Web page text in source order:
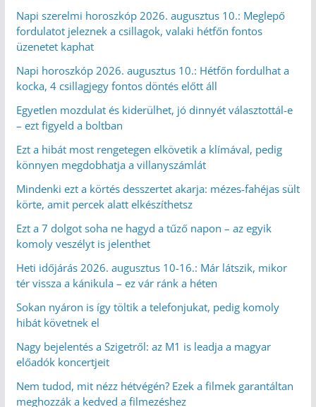
Napi szerelmi horoszkóp 2026. augusztus 10.: Meglepő
fordulatot jeleznek a csillagok, valaki hétfőn fontos
üzenetet kaphat
Napi horoszkóp 2026. augusztus 10.: Hétfőn fordulhat a
kocka, 4 csillagjegy fontos döntés előtt áll
Egyetlen mozdulat és kiderülhet, jó dinnyét választottál-e
– ezt figyeld a boltban
Ezt a hibát most rengetegen elkövetik a klímával, pedig
könnyen megdobhatja a villanyszámlát
Mindenki ezt a körtés desszertet akarja: mézes-fahéjas sült
körte, amit percek alatt elkészíthetsz
Ezt a 7 dolgot soha ne hagyd a tűző napon – az egyik
komoly veszélyt is jelenthet
Heti időjárás 2026. augusztus 10-16.: Már látszik, mikor
tér vissza a kánikula – ez vár ránk a héten
Sokan nyáron is így töltik a telefonjukat, pedig komoly
hibát követnek el
Nagy bejelentés a Szigetről: az M1 is leadja a magyar
előadók koncertjeit
Nem tudod, mit nézz hétvégén? Ezek a filmek garantáltan
meghozzák a kedved a filmezéshez